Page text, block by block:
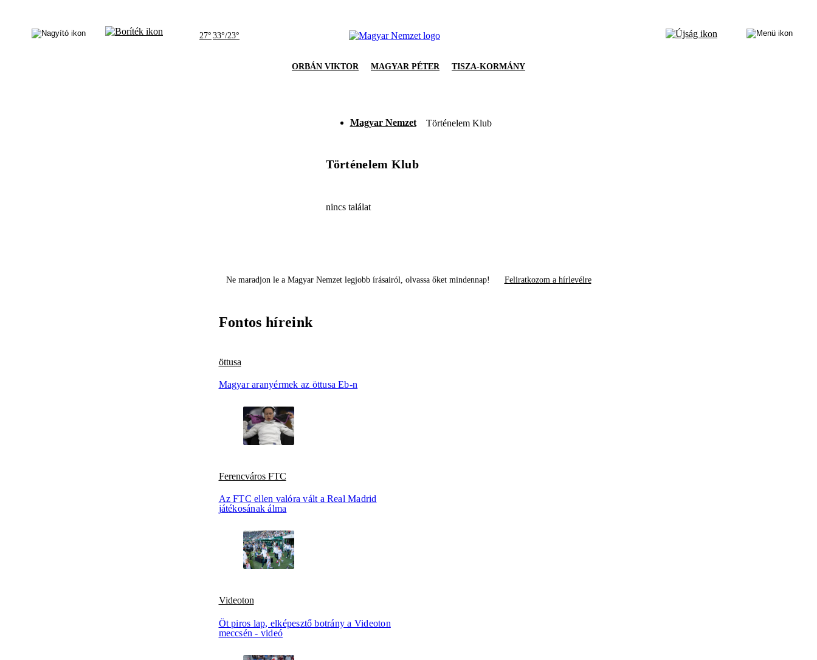
27° 33°/23°
ORBÁN VIKTOR MAGYAR PÉTER TISZA-KORMÁNY
Magyar Nemzet Történelem Klub
Történelem Klub
nincs találat
Ne maradjon le a Magyar Nemzet legjobb írásairól, olvassa őket mindennap! Feliratkozom a hírlevélre
Fontos híreink
öttusa
Magyar aranyérmek az öttusa Eb-n
Ferencváros FTC
Az FTC ellen valóra vált a Real Madrid
játékosának álma
Videoton
Öt piros lap, elképesztő botrány a Videoton
meccsén - videó